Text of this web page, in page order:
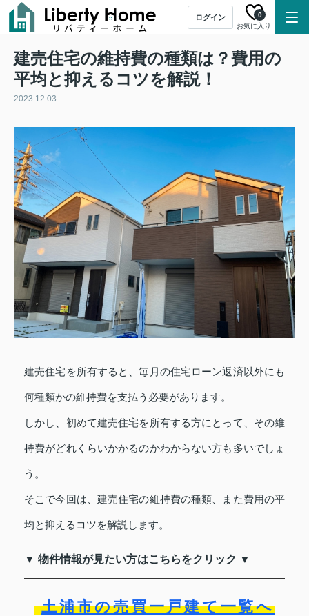
ログイン
お気に入り
0
建売住宅の維持費の種類は？費用の
平均と抑えるコツを解説！
2023.12.03
建売住宅を所有すると、毎月の住宅ローン返済以外にも
何種類かの維持費を支払う必要があります。
しかし、初めて建売住宅を所有する方にとって、その維
持費がどれくらいかかるのかわからない方も多いでしょ
う。
そこで今回は、建売住宅の維持費の種類、また費用の平
均と抑えるコツを解説します。
▼ 物件情報が見たい方はこちらをクリック ▼
土浦市の売買一戸建て一覧へ